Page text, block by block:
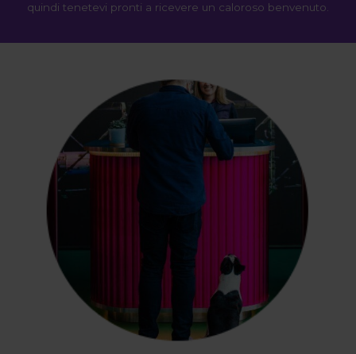
quindi tenetevi pronti a ricevere un caloroso benvenuto.